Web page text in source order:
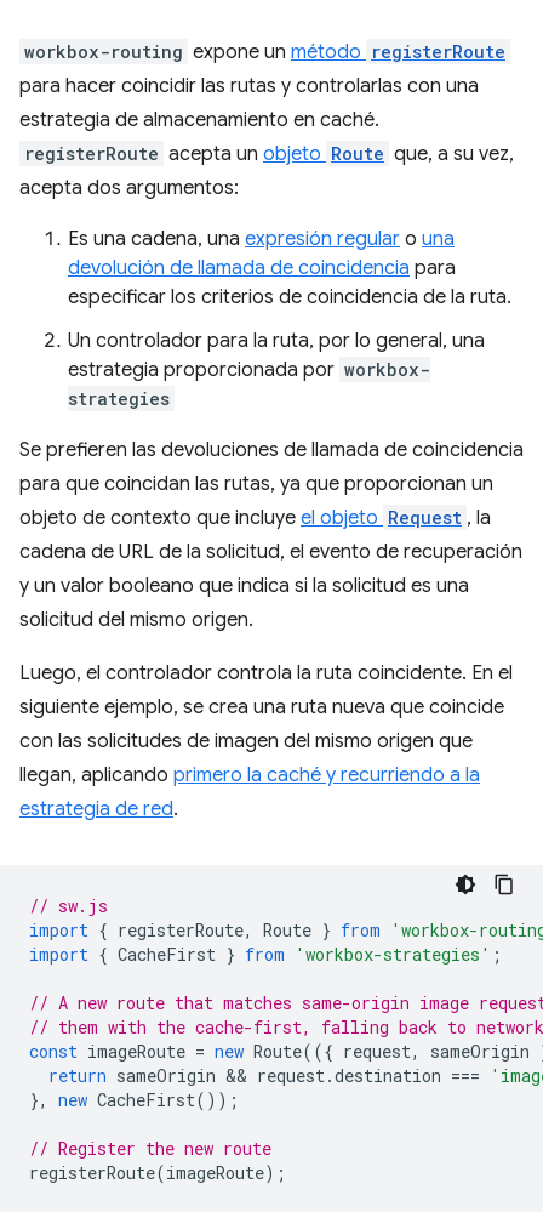
workbox-routing expone un método registerRoute
para hacer coincidir las rutas y controlarlas con una
estrategia de almacenamiento en caché.
registerRoute acepta un objeto Route que, a su vez,
acepta dos argumentos:
Es una cadena, una expresión regular o una
devolución de llamada de coincidencia para
especificar los criterios de coincidencia de la ruta.
Un controlador para la ruta, por lo general, una
estrategia proporcionada por workbox-
strategies
Se prefieren las devoluciones de llamada de coincidencia
para que coincidan las rutas, ya que proporcionan un
objeto de contexto que incluye el objeto Request , la
cadena de URL de la solicitud, el evento de recuperación
y un valor booleano que indica si la solicitud es una
solicitud del mismo origen.
Luego, el controlador controla la ruta coincidente. En el
siguiente ejemplo, se crea una ruta nueva que coincide
con las solicitudes de imagen del mismo origen que
llegan, aplicando primero la caché y recurriendo a la
estrategia de red.
// sw.js
import { registerRoute, Route } from
'workbox-
import { CacheFirst } from 'workbox-strategies' ;
// A new route that matches same-origin image
// them with the cache-first, falling back to
const imageRoute = new Route(({ request, sameOrigin
return sameOrigin && request.destination ===
},
new CacheFirst());
// Register the new route
registerRoute(imageRoute);